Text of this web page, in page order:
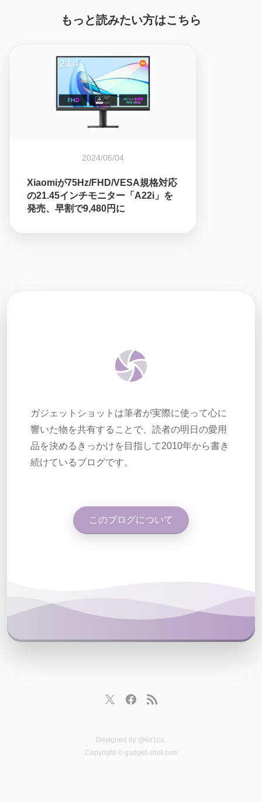
もっと読みたい方はこちら
2024/06/04
Xiaomiが75Hz/FHD/VESA規格対応
の21.45インチモニター「A22i」を
発売、早割で9,480円に
ガジェットショットは筆者が実際に使って心に
響いた物を共有することで、読者の明日の愛用
品を決めるきっかけを目指して2010年から書き
続けているブログです。
このブログについて
Designed by @kir1ca.
Copyright © gadget-shot.com